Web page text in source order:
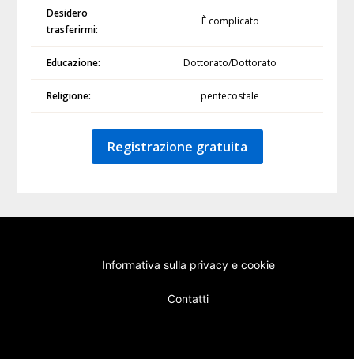
Desidero
trasferirmi:
È complicato
Educazione: Dottorato/Dottorato
Religione: pentecostale
Registrazione gratuita
Informativa sulla privacy e cookie
Contatti